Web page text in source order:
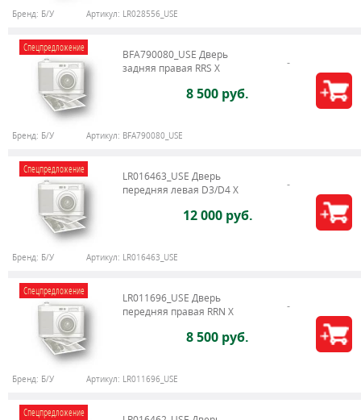
Бренд: Б/У Артикул: LR028556_USE
Спецпредложение
BFA790080_USE Дверь
задняя правая RRS X
8 500 руб.
Бренд: Б/У Артикул: BFA790080_USE
Спецпредложение
LR016463_USE Дверь
передняя левая D3/D4 Х
12 000 руб.
Бренд: Б/У Артикул: LR016463_USE
Спецпредложение
LR011696_USE Дверь
передняя правая RRN X
8 500 руб.
Бренд: Б/У Артикул: LR011696_USE
Спецпредложение